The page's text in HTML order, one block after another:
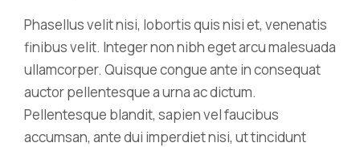
Phasellus velit nisi, lobortis quis nisi et, venenatis
finibus velit. Integer non nibh eget arcu malesuada
ullamcorper. Quisque congue ante in consequat
auctor pellentesque a urna ac dictum.
Pellentesque blandit, sapien vel faucibus
accumsan, ante dui imperdiet nisi, ut tincidunt